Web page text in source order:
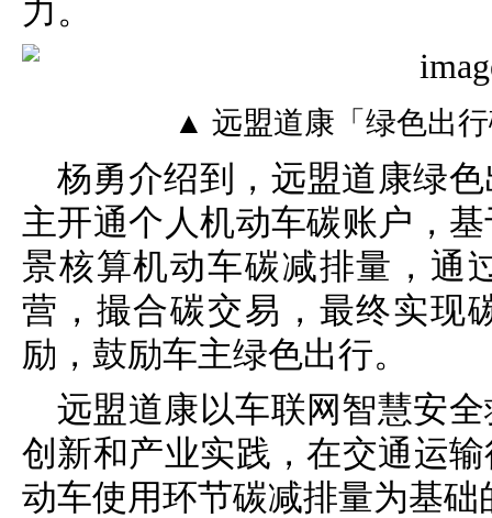
力。
▲ 远盟道康「绿色出
杨勇介绍到，远盟道康绿
主开通个人机动车碳账户，
景核算机动车碳减排量，通
营，撮合碳交易，最终实现
励，鼓励车主绿色出行。
远盟道康以车联网智慧安
创新和产业实践，在交通运
动车使用环节碳减排量为基础